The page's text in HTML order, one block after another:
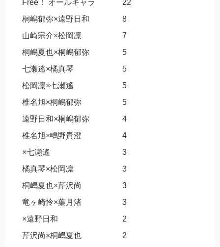
Free！ オールキャラ
22
桐嶋郁弥×遠野日和
8
山崎宗介×松岡凛
7
桐嶋夏也×桐嶋郁弥
5
七瀬遙×橘真琴
5
松岡凛×七瀬遙
5
椎名旭×桐嶋郁弥
5
遠野日和×桐嶋郁弥
4
椎名旭×鴫野貴澄
4
×七瀬遙
3
橘真琴×松岡凛
3
桐嶋夏也×芹沢尚
3
竜ヶ崎怜×葉月渚
3
×遠野日和
2
芹沢尚×桐嶋夏也
2